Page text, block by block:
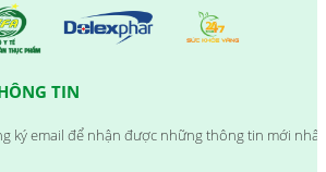
TIN
ký email để nhận được những thông tin mới nhất